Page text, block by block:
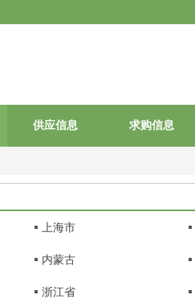
供应信息 求购信息
上海市
内蒙古
浙江省